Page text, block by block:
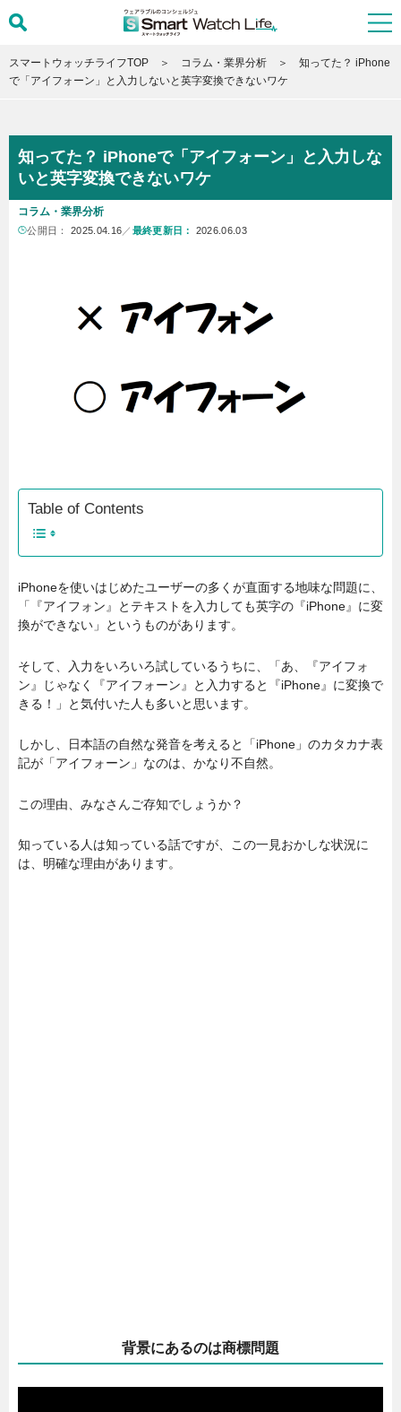
スマートウォッチライフTOP コラム・業界分析
知ってた？ iPhone
で「アイフォーン」と入力しないと英字変換できないワケ
知ってた？ iPhoneで「アイフォーン」と入力しな
いと英字変換できないワケ
コラム・業界分析
公開日： 2025.04.16 ／ 最終更新日： 2026.06.03
Table of Contents
iPhoneを使いはじめたユーザーの多くが直面する地味な問題に、
「『アイフォン』とテキストを入力しても英字の『iPhone』に変
換ができない」というものがあります。
そして、入力をいろいろ試しているうちに、「あ、『アイフォ
ン』じゃなく『アイフォーン』と入力すると『iPhone』に変換で
きる！」と気付いた人も多いと思います。
しかし、日本語の自然な発音を考えると「iPhone」のカタカナ表
記が「アイフォーン」なのは、かなり不自然。
この理由、みなさんご存知でしょうか？
知っている人は知っている話ですが、この一見おかしな状況に
は、明確な理由があります。
背景にあるのは商標問題